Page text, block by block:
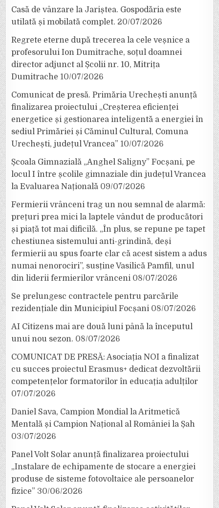
Casă de vânzare la Jariștea. Gospodăria este
utilată și mobilată complet. 20/07/2026
Regrete eterne după trecerea la cele veșnice a
profesorului Ion Dumitrache, soțul doamnei
director adjunct al Școlii nr. 10, Mitrița
Dumitrache 10/07/2026
Comunicat de presă. Primăria Urechești anunță
finalizarea proiectului „Creșterea eficienței
energetice și gestionarea inteligentă a energiei în
sediul Primăriei și Căminul Cultural, Comuna
Urechești, județul Vrancea” 10/07/2026
Școala Gimnazială „Anghel Saligny” Focșani, pe
locul I între școlile gimnaziale din județul Vrancea
la Evaluarea Națională 09/07/2026
Fermierii vrânceni trag un nou semnal de alarmă:
prețuri prea mici la laptele vândut de producători
și piață tot mai dificilă. „În plus, se repune pe tapet
chestiunea sistemului anti-grindină, deși
fermierii au spus foarte clar că acest sistem a adus
numai nenorociri”, susține Vasilică Pamfil, unul
din liderii fermierilor vrânceni 08/07/2026
Se prelungesc contractele pentru parcările
rezidențiale din Municipiul Focșani 08/07/2026
AI Citizens mai are două luni până la începutul
unui nou sezon. 08/07/2026
COMUNICAT DE PRESĂ: Asociația NOI a finalizat
cu succes proiectul Erasmus+ dedicat dezvoltării
competențelor formatorilor în educația adulților
07/07/2026
Daniel Sava, Campion Mondial la Aritmetică
Mentală și Campion Național al României la Șah
03/07/2026
Panel Volt Solar anunță finalizarea proiectului
„Instalare de echipamente de stocare a energiei
produse de sisteme fotovoltaice ale persoanelor
fizice” 30/06/2026